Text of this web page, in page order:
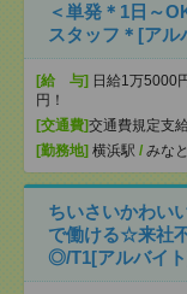
＜単発＊1日～
スタッフ＊[アル
[給 与] 日給1万5000
円！
[交通費]交通費規定支給
[勤務地] 横浜駅 / みな
ちいさいかわい
で働ける☆来社
◎/T1[アルバイ